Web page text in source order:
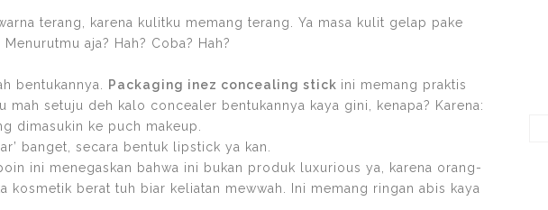
terang, karena kulitku memang terang. Ya masa kulit gelap pake
aja? Hah? Coba? Hah?
bentukannya. Packaging inez concealing stick ini memang praktis
mah setuju deh kalo concealer bentukannya kaya gini, kenapa? Karena:
dimasukin ke puch makeup.
banget, secara bentuk lipstick ya kan.
ini menegaskan bahwa ini bukan produk luxurious ya, karena orang-
kosmetik berat tuh biar keliatan mewwah. Ini memang ringan abis kaya